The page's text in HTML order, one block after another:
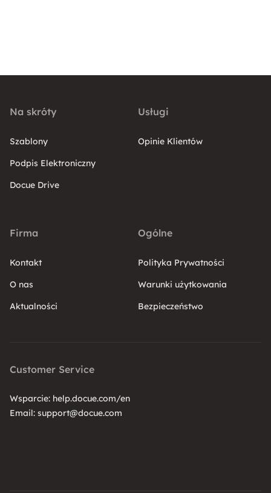
Na skróty
Szablony
Podpis Elektroniczny
Docue Drive
Usługi
Opinie Klientów
Firma
Kontakt
O nas
Aktualności
Ogólne
Polityka Prywatności
Warunki użytkowania
Bezpieczeństwo
Customer Service
Wsparcie: help.docue.com/en
Email: support@docue.com